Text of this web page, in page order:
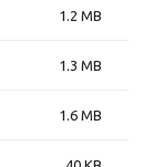
1.2 MB
1.3 MB
1.6 MB